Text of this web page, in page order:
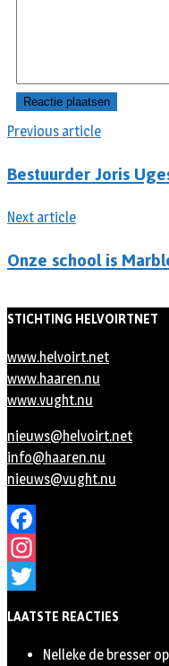
Previous article
Bestuurder Joris
Next article
Onze school is
STICHTING HELVOIRTNET
www.helvoirt.net
www.haaren.nu
www.vught.nu
nieuws@helvoirt.net
info@haaren.nu
nieuws@vught.nu
Facebook
Instagram
LAATSTE REACTIES
Nelleke de bresser op